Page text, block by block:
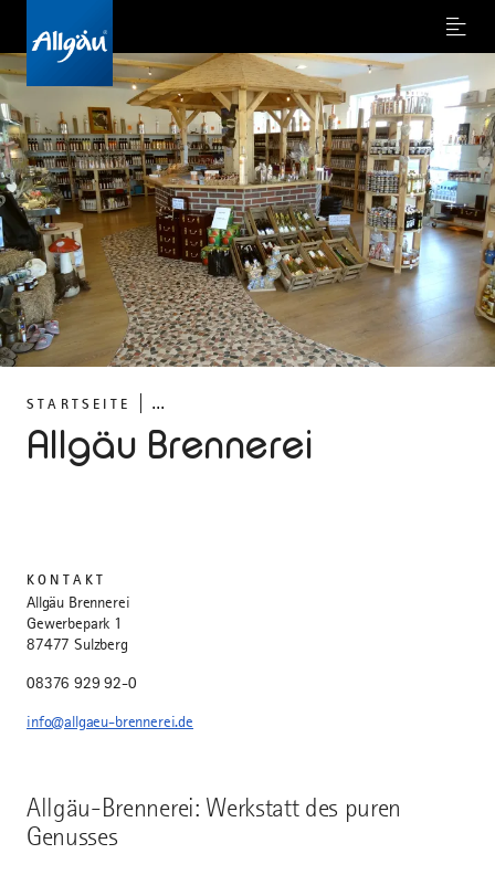
Menu
STARTSEITE ...
Allgäu Brennerei
Allgäu-Brennerei: Werkstatt des puren
Genusses
KONTAKT
Allgäu Brennerei
Gewerbepark 1
87477 Sulzberg
08376 929 92-0
info@allgaeu-brennerei.de